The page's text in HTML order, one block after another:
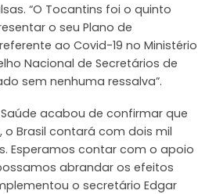
“O Tocantins foi o quinto
o seu Plano de
ao Covid-19 no Ministério
Nacional de Secretários de
sem nenhuma ressalva”.
Saúde acabou de confirmar que
o Brasil contará com dois mil
Esperamos contar com o apoio
abrandar os efeitos
o secretário Edgar